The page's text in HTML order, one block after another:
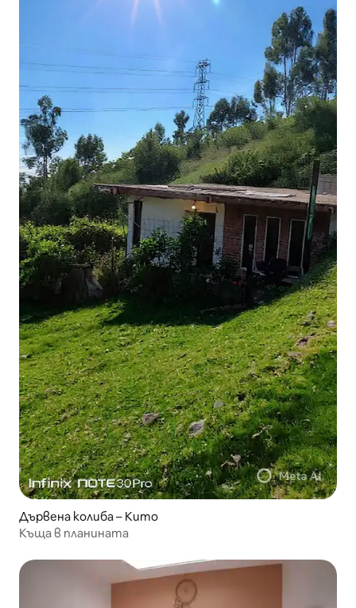
Дървена колиба – Кито
Къща в планината